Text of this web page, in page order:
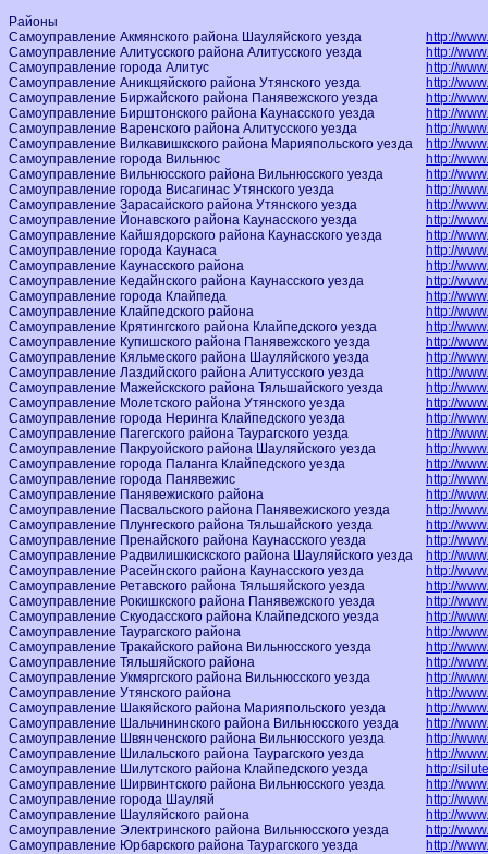
Районы
Самоуправление Акмянского района Шауляйского уезда
http://
Самоуправление Алитусского района Алитусского уезда
http://
Самоуправление города Алитус
http://
Самоуправление Аникщяйского района Утянского уезда
http://
Самоуправление Биржайского района Панявежского уезда
http://
Самоуправление Бирштонского района Каунасского уезда
http://
Самоуправление Варенского района Алитусского уезда
http://
Самоуправление Вилкавишкского района Марияпольского уезда
http://
Самоуправление города Вильнюс
http://
Самоуправление Вильнюсского района Вильнюсского уезда
http://
Самоуправление города Висагинас Утянского уезда
http://
Самоуправление Зарасайского района Утянского уезда
http://
Самоуправление Йонавского района Каунасского уезда
http://
Самоуправление Кайшядорского района Каунасского уезда
http://
Самоуправление города Каунаса
http://
Самоуправление Каунасского района
http://
Самоуправление Кедайнского района Каунасского уезда
http://
Самоуправление города Клайпеда
http://
Самоуправление Клайпедского района
http://
Самоуправление Крятингского района Клайпедского уезда
http://
Самоуправление Купишского района Панявежского уезда
http://
Самоуправление Кяльмеского района Шауляйского уезда
http://
Самоуправление Лаздийского района Алитусского уезда
http://
Самоуправление Мажейскского района Тяльшайского уезда
http://
Самоуправление Молетского района Утянского уезда
http://
Самоуправление города Неринга Клайпедского уезда
http://
Самоуправление Пагегского района Таурагского уезда
http://
Самоуправление Пакруойского района Шауляйского уезда
http://
Самоуправление города Паланга Клайпедского уезда
http://
Самоуправление города Панявежис
http://
Самоуправление Панявежиского района
http://
Самоуправление Пасвальского района Панявежиского уезда
http://
Самоуправление Плунгеского района Тяльшайского уезда
http://
Самоуправление Пренайского района Каунасского уезда
http://
Самоуправление Радвилишкискского района Шауляйского уезда
http://
Самоуправление Расейнского района Каунасского уезда
http://
Самоуправление Ретавского района Тяльшяйского уезда
http://
Самоуправление Рокишкского района Панявежского уезда
http://
Самоуправление Скуодасского района Клайпедского уезда
http://
Самоуправление Таурагского района
http://
Самоуправление Тракайского района Вильнюсского уезда
http://
Самоуправление Тяльшяйского района
http://
Самоуправление Укмяргского района Вильнюсского уезда
http://
Самоуправление Утянского района
http://
Самоуправление Шакяйского района Марияпольского уезда
http://
Самоуправление Шальчининского района Вильнюсского уезда
http://
Самоуправление Швянченского района Вильнюсского уезда
http://
Самоуправление Шилальского района Таурагского уезда
http://
Самоуправление Шилутского района Клайпедского уезда
http://
Самоуправление Ширвинтского района Вильнюсского уезда
http://
Самоуправление города Шауляй
http://
Самоуправление Шауляйского района
http://
Самоуправление Электринского района Вильнюсского уезда
http://
Самоуправление Юрбарского района Таурагского уезда
http://